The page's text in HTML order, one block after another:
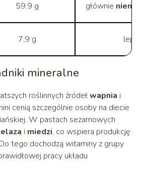
59,9 g głównie
7,9 g
mineralne
roślinnych źródełwapnia i
cenią szczególnie osoby na diecie
W pastach sezamowych
i miedzi, co wspiera produkcję
tego dochodzą witaminy z grupy
pracy układu